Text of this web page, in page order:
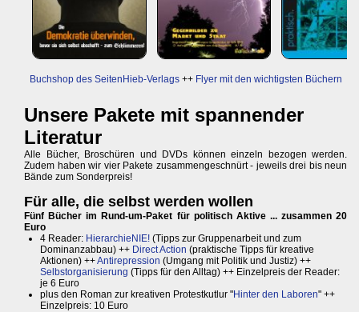
Buchshop des SeitenHieb-Verlags++ Flyer mit den wichtigsten Büchern
Unsere Pakete mit spannender
Literatur
Alle Bücher, Broschüren und DVDs können einzeln bezogen werden.
Zudem haben wir vier Pakete zusammengeschnürt - jeweils drei bis neun
Bände zum Sonderpreis!
Für alle, die selbst werden wollen
Fünf Bücher im Rund-um-Paket für politisch Aktive ... zusammen 20
Euro
4 Reader: HierarchieNIE! (Tipps zur Gruppenarbeit und zum
Dominanzabbau) ++ Direct Action (praktische Tipps für kreative
Aktionen) ++Antirepression (Umgang mit Politik und Justiz) ++
Selbstorganisierung (Tipps für den Alltag) ++ Einzelpreis der Reader:
je 6 Euro
plus den Roman zur kreativen Protestkutlur "Hinter den Laboren" ++
Einzelpreis: 10 Euro